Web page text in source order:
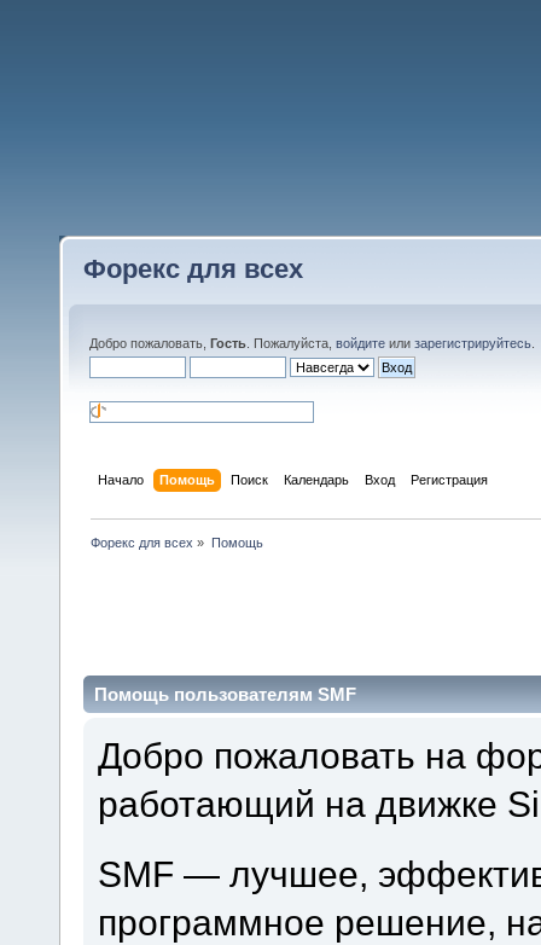
Форекс для всех
Добро пожаловать, Гость . Пожалуйста, войдите или зарегистрируйтесь
Начало Помощь Поиск Календарь Вход Регистрация
Форекс для всех » Помощь
Помощь пользователям SMF
Добро пожаловать на
работающий на движке
SMF — лучшее,
программное решение,